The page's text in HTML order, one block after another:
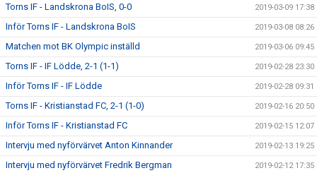
Torns IF - Landskrona BoIS, 0-0 2019-03-09 17:38
Inför Torns IF - Landskrona BoIS 2019-03-08 08:26
Matchen mot BK Olympic inställd 2019-03-06 09:45
Torns IF - IF Lödde, 2-1 (1-1) 2019-02-28 23:30
Inför Torns IF - IF Lödde 2019-02-28 09:31
Torns IF - Kristianstad FC, 2-1 (1-0) 2019-02-16 20:50
Inför Torns IF - Kristianstad FC 2019-02-15 12:07
Intervju med nyförvärvet Anton Kinnander 2019-02-13 19:25
Intervju med nyförvärvet Fredrik Bergman 2019-02-12 17:35